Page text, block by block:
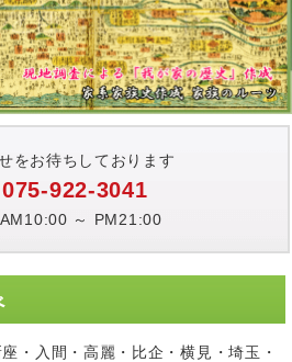
をお待ちしております
922-3041
AM10:00 ～ PM21:00
・入間・高麗・比企・横見・埼玉・